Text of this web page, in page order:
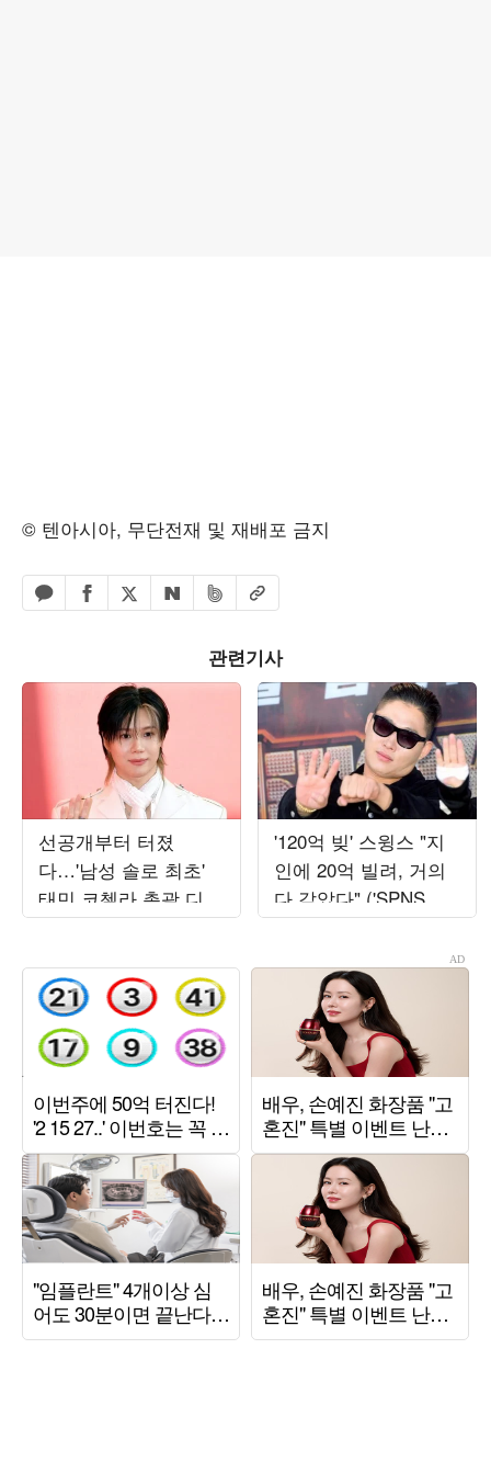
© 텐아시아, 무단전재 및 재배포 금지
카카오톡 공유하기
페이스북 공유하기
엑스 공유하기
네이버 공유하기
밴드 공유하기
URL복사
관련기사
선공개부터 터졌
다…'남성 솔로 최초'
태민 코첼라 총괄 디렉
터, 엠넷 서바이벌 출
'120억 빚' 스윙스 "지
인에 20억 빌려, 거의
다 갚았다" ('SPNS
TV')